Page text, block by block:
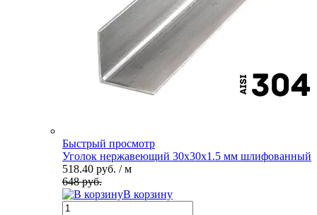
Быстрый просмотр
Уголок нержавеющий 30х30х1.5 мм шлифованный
518.40 руб. / м
648 руб.
В корзину